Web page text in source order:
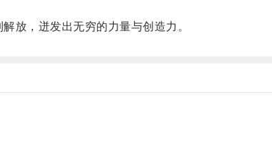
，迸发出无穷的力量与创造力。